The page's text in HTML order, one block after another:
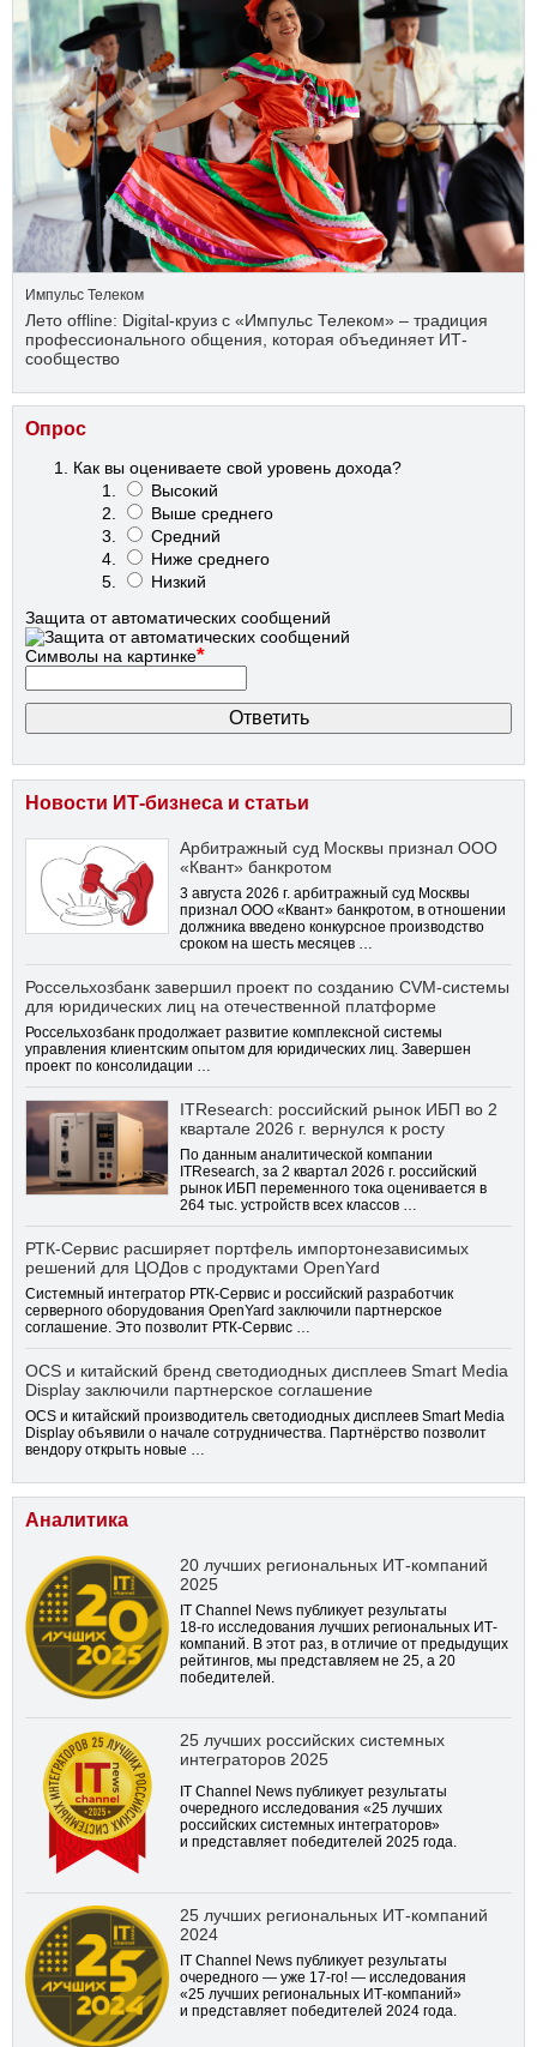
Импульс Телеком
Лето offline: Digital-круиз с «Импульс Телеком» – традиция
профессионального общения, которая объединяет ИТ-
сообщество
Опрос
Как вы оцениваете свой уровень дохода?
Высокий
Выше среднего
Средний
Ниже среднего
Низкий
Защита от автоматических сообщений
Символы на картинке*
Новости ИТ-бизнеса и статьи
Арбитражный суд Москвы признал ООО
«Квант» банкротом
3 августа 2026 г. арбитражный суд Москвы
признал ООО «Квант» банкротом, в отношении
должника введено конкурсное производство
сроком на шесть месяцев …
Россельхозбанк завершил проект по созданию CVM-системы
для юридических лиц на отечественной платформе
Россельхозбанк продолжает развитие комплексной системы
управления клиентским опытом для юридических лиц. Завершен
проект по консолидации …
ITResearch: российский рынок ИБП во 2
квартале 2026 г. вернулся к росту
По данным аналитической компании
ITResearch, за 2 квартал 2026 г. российский
рынок ИБП переменного тока оценивается в
264 тыс. устройств всех классов …
РТК-Сервис расширяет портфель импортонезависимых
решений для ЦОДов с продуктами OpenYard
Системный интегратор РТК-Сервис и российский разработчик
серверного оборудования OpenYard заключили партнерское
соглашение. Это позволит РТК-Сервис …
OCS и китайский бренд светодиодных дисплеев Smart Media
Display заключили партнерское соглашение
OCS и китайский производитель светодиодных дисплеев Smart Media
Display объявили о начале сотрудничества. Партнёрство позволит
вендору открыть новые …
Аналитика
20 лучших региональных ИТ-компаний
2025
IT Channel News публикует результаты
18-го исследования лучших региональных ИТ-
компаний. В этот раз, в отличие от предыдущих
рейтингов, мы представляем не 25, а 20
победителей.
25 лучших российских системных
интеграторов 2025
IT Channel News публикует результаты
очередного исследования «25 лучших
российских системных интеграторов»
и представляет победителей 2025 года.
25 лучших региональных ИТ-компаний
2024
IT Channel News публикует результаты
очередного — уже 17-го! — исследования
«25 лучших региональных ИТ-компаний»
и представляет победителей 2024 года.